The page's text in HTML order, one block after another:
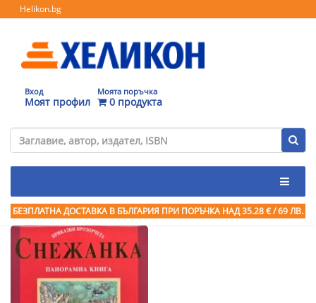
Helikon.bg
Вход
Моят профил
Моята поръчка
0 продукта
БЕЗПЛАТНА ДОСТАВКА В БЪЛГАРИЯ ПРИ ПОРЪЧКА НАД 35.28 € / 69 ЛВ.